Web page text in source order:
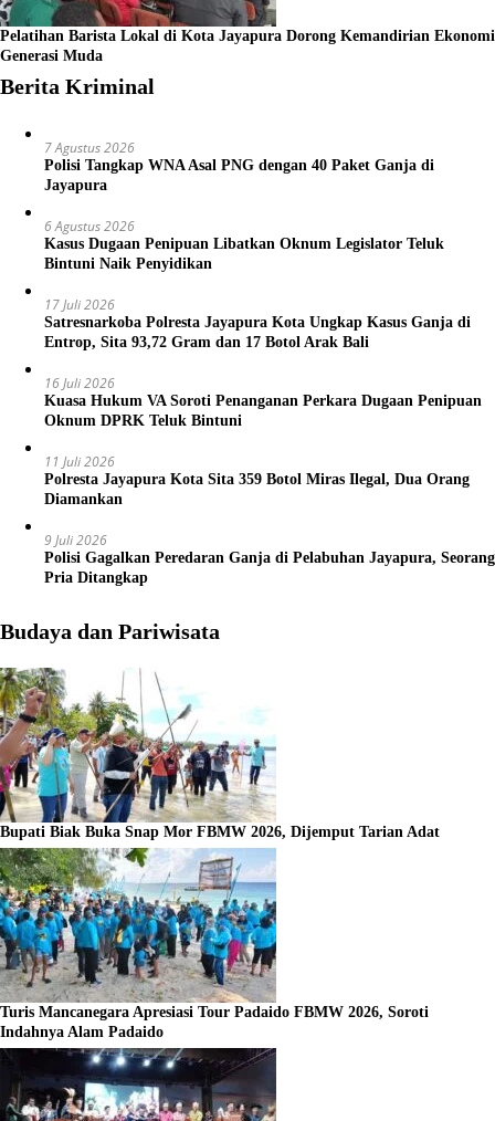
Pelatihan Barista Lokal di Kota Jayapura Dorong Kemandirian Ekonomi
Generasi Muda
Berita Kriminal
7 Agustus 2026
Polisi Tangkap WNA Asal PNG dengan 40 Paket Ganja di
Jayapura
6 Agustus 2026
Kasus Dugaan Penipuan Libatkan Oknum Legislator Teluk
Bintuni Naik Penyidikan
17 Juli 2026
Satresnarkoba Polresta Jayapura Kota Ungkap Kasus Ganja di
Entrop, Sita 93,72 Gram dan 17 Botol Arak Bali
16 Juli 2026
Kuasa Hukum VA Soroti Penanganan Perkara Dugaan Penipuan
Oknum DPRK Teluk Bintuni
11 Juli 2026
Polresta Jayapura Kota Sita 359 Botol Miras Ilegal, Dua Orang
Diamankan
9 Juli 2026
Polisi Gagalkan Peredaran Ganja di Pelabuhan Jayapura, Seorang
Pria Ditangkap
Budaya dan Pariwisata
Bupati Biak Buka Snap Mor FBMW 2026, Dijemput Tarian Adat
Turis Mancanegara Apresiasi Tour Padaido FBMW 2026, Soroti
Indahnya Alam Padaido